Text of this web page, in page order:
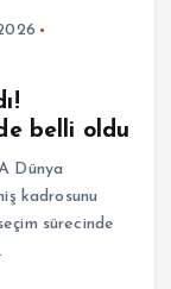
belli oldu
Dünya
kadrosunu
sürecinde